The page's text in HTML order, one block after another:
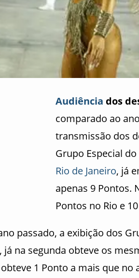
Audiência dos
comparado ao
transmissão dos
Grupo Especial do
Rio de Janeiro, já
apenas 9 Pontos.
Pontos no Rio e
passado, a exibição dos
já na segunda obteve os
1 Ponto a mais que